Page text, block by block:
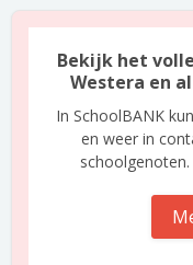
Bekijk het
Westera en
In SchoolBANK
en weer in